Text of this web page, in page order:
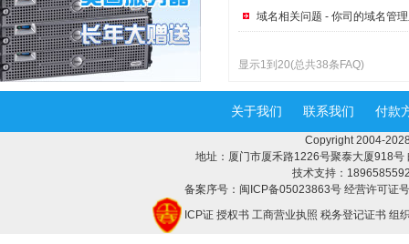
域名相关问题 - 你司的域名管
显示1到20(总共38条FAQ)
关于我们 联系我们 付款
Copyright 2004-
地址：厦门市厦禾路1226号聚泰大厦918
技术支持：
备案序号：闽ICP备05023863号 经营许可证
ICP证 授权书 工商营业执照 税务登记证书 组